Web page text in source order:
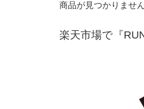
商品が見つかりませ
楽天市場で『